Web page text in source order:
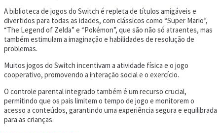
A biblioteca de jogos do Switch é repleta de títulos amigáveis e
divertidos para todas as idades, com clássicos como “Super Mario”,
“The Legend of Zelda” e “Pokémon”, que são não só atraentes, mas
também estimulam a imaginação e habilidades de resolução de
problemas.
Muitos jogos do Switch incentivam a atividade física e o jogo
cooperativo, promovendo a interação social e o exercício.
O controle parental integrado também é um recurso crucial,
permitindo que os pais limitem o tempo de jogo e monitorem o
acesso a conteúdos, garantindo uma experiência segura e equilibrada
para as crianças.